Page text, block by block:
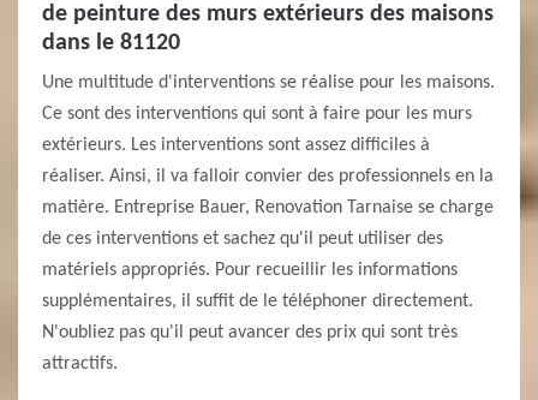
de peinture des murs extérieurs des maisons
dans le 81120
Une multitude d'interventions se réalise pour les maisons.
Ce sont des interventions qui sont à faire pour les murs
extérieurs. Les interventions sont assez difficiles à
réaliser. Ainsi, il va falloir convier des professionnels en la
matière. Entreprise Bauer, Renovation Tarnaise se charge
de ces interventions et sachez qu'il peut utiliser des
matériels appropriés. Pour recueillir les informations
supplémentaires, il suffit de le téléphoner directement.
N'oubliez pas qu'il peut avancer des prix qui sont très
attractifs.